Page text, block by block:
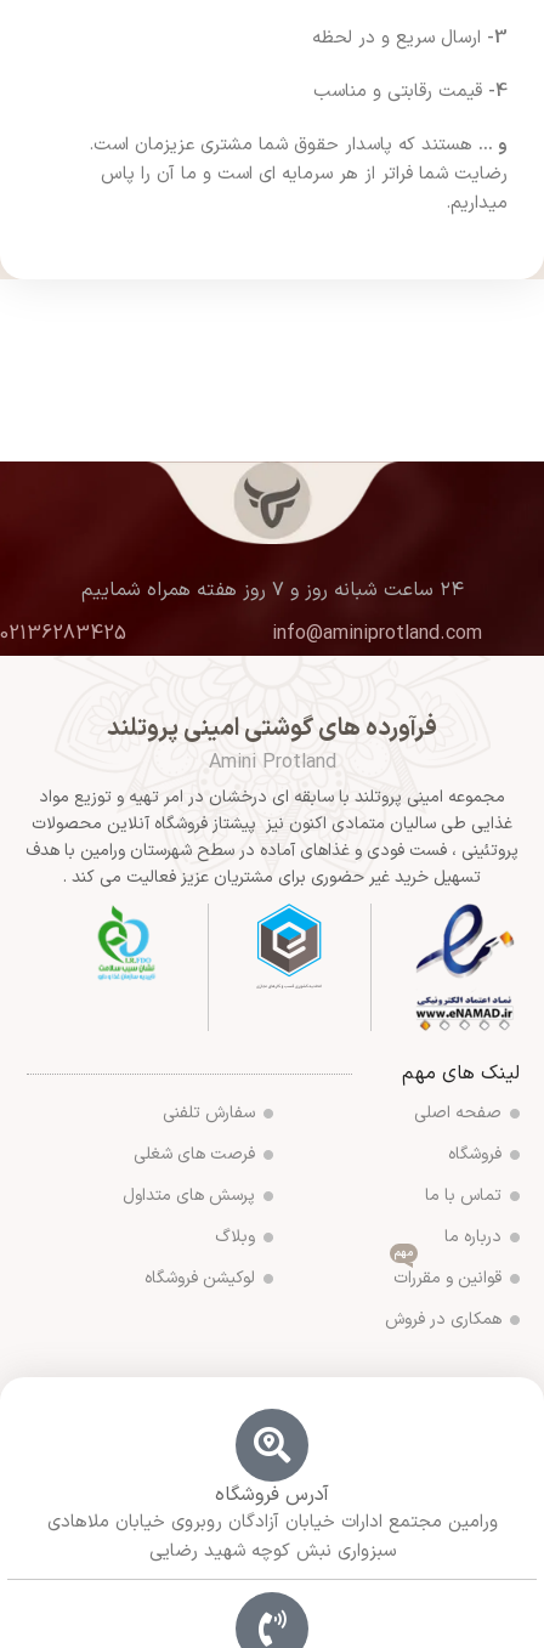
3- ارسال سریع و در لحظه
4- قیمت رقابتی و مناسب
و … هستند که پاسدار حقوق شما مشتری عزیزمان است.
رضایت شما فراتر از هر سرمایه ای است و ما آن را پاس
میداریم.
۲۴ ساعت شبانه روز و ۷ روز هفته همراه شماییم
info@aminiprotland.com
02136283425
فرآورده های گوشتی امینی پروتلند
Amini Protland
مجموعه امینی پروتلند با سابقه ای درخشان در امر تهیه و توزیع مواد
غذایی طی سالیان متمادی اکنون نیز پیشتاز فروشگاه آنلاین محصولات
پروتئینی ، فست فودی و غذاهای آماده در سطح شهرستان ورامین با هدف
تسهیل خرید غیر حضوری برای مشتریان عزیز فعالیت می کند .
لینک های مهم
صفحه اصلی
فروشگاه
تماس با ما
درباره ما
قوانین و مقررات
مهم
همکاری در فروش
سفارش تلفنی
فرصت های شغلی
پرسش های متداول
وبلاگ
لوکیشن فروشگاه
آدرس فروشگاه
ورامین مجتمع ادارات خیابان آزادگان روبروی خیابان ملاهادی
سبزواری نبش کوچه شهید رضایی